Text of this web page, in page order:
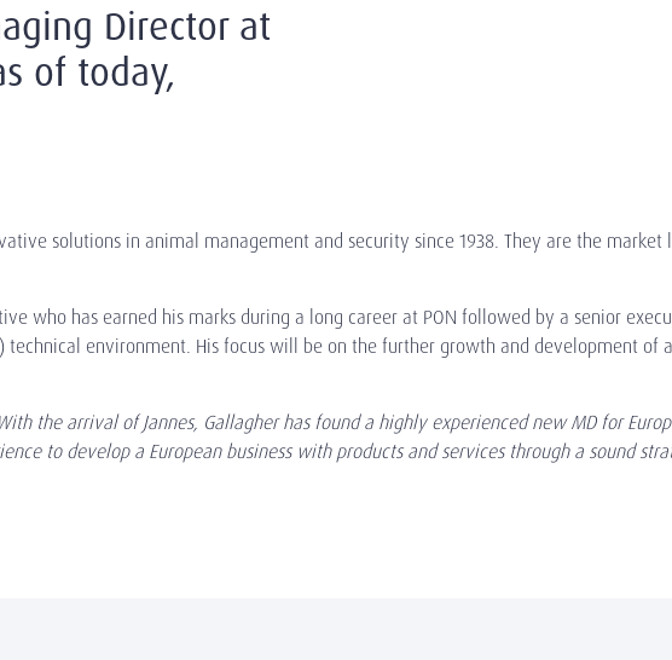
Director at
of today,
solutions in animal management and security since 1938. They are the
who has earned his marks during a long career at PON followed by a senior
technical environment. His focus will be on the further growth and development of
With the arrival of Jannes, Gallagher has found a highly experienced new MD for
to develop a European business with products and services through a sound